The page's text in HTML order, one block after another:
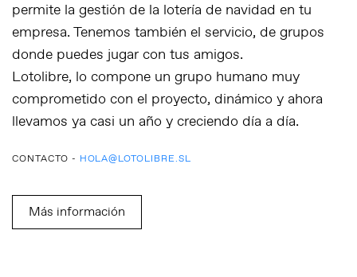
permite la gestión de la lotería de navidad en tu
empresa. Tenemos también el servicio, de grupos
donde puedes jugar con tus amigos.
Lotolibre, lo compone un grupo humano muy
comprometido con el proyecto, dinámico y ahora
llevamos ya casi un año y creciendo día a día.
CONTACTO - HOLA@LOTOLIBRE.SL
Más información